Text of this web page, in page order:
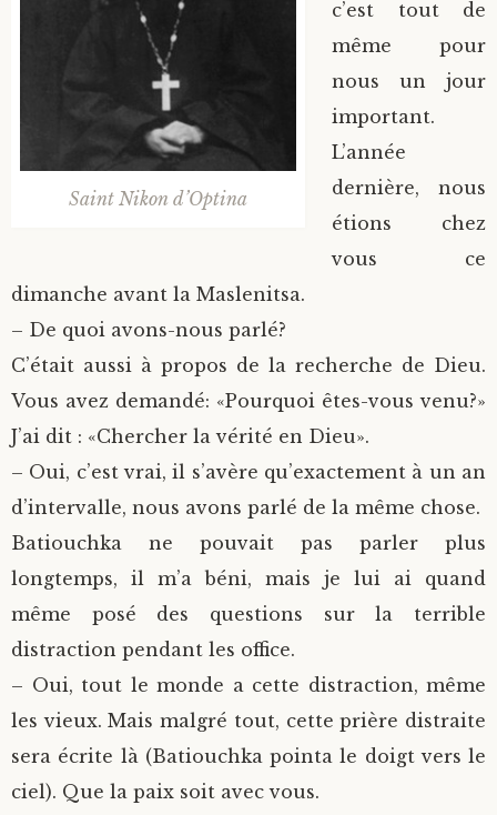
Saint Nikon d’Optina
c’est tout de
même pour
nous un jour
important.
L’année
dernière, nous
étions chez
vous ce
dimanche avant la Maslenitsa.
– De quoi avons-nous parlé?
C’était aussi à propos de la recherche de Dieu.
Vous avez demandé: «Pourquoi êtes-vous venu?»
J’ai dit : «Chercher la vérité en Dieu».
– Oui, c’est vrai, il s’avère qu’exactement à un an
d’intervalle, nous avons parlé de la même chose.
Batiouchka ne pouvait pas parler plus
longtemps, il m’a béni, mais je lui ai quand
même posé des questions sur la terrible
distraction pendant les office.
– Oui, tout le monde a cette distraction, même
les vieux. Mais malgré tout, cette prière distraite
sera écrite là (Batiouchka pointa le doigt vers le
ciel). Que la paix soit avec vous.